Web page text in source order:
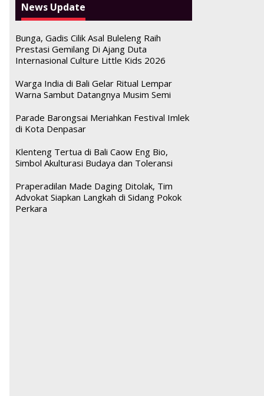
News Update
Bunga, Gadis Cilik Asal Buleleng Raih
Prestasi Gemilang Di Ajang Duta
Internasional Culture Little Kids 2026
Warga India di Bali Gelar Ritual Lempar
Warna Sambut Datangnya Musim Semi
Parade Barongsai Meriahkan Festival Imlek
di Kota Denpasar
Klenteng Tertua di Bali Caow Eng Bio,
Simbol Akulturasi Budaya dan Toleransi
Praperadilan Made Daging Ditolak, Tim
Advokat Siapkan Langkah di Sidang Pokok
Perkara